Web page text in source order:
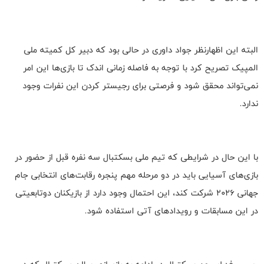
البته این اظهارنظر جواد داوری در حالی بود که دبیر کل کمیته ملی
المپیک تصریح کرد با توجه به فاصله زمانی اندک تا بازی‌ها این امر
نمی‌تواند محقق شود و فرصتی برای رجیستر کردن این نفرات وجود
ندارد.
با این حال در شرایطی که تیم ملی بسکتبال سه نفره قبل از حضور در
بازی‌های آسیایی باید در دو مرحله مهم پنجره رقابت‌های انتخابی جام
جهانی 2026 شرکت کند، این احتمال وجود دارد از بازیکنان دوتابعیتی
در این مسابقات و رویدادهای آتی استفاده شود.